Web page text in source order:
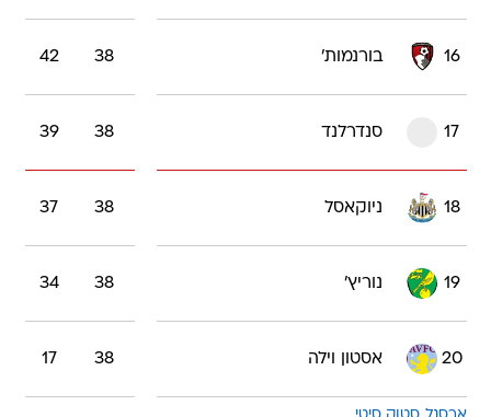
16 בורנמות' 38
42
17 סנדרלנד 38
39
18 ניוקאסל 38
37
19 נוריץ' 38
34
20 אסטון וילה 38
17